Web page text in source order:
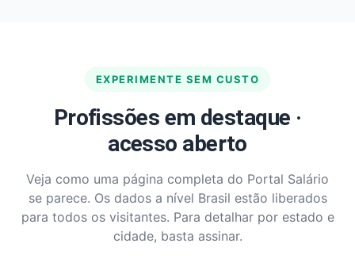
EXPERIMENTE SEM CUSTO
Profissões em destaque ·
acesso aberto
Veja como uma página completa do Portal Salário
se parece. Os dados a nível Brasil estão liberados
para todos os visitantes. Para detalhar por estado e
cidade, basta assinar.